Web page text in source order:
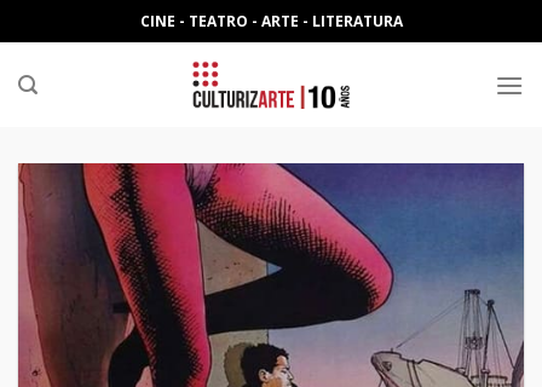
to
content
CINE - TEATRO - ARTE - LITERATURA